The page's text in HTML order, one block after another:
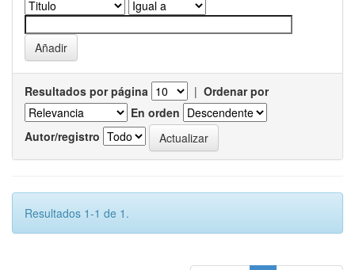
Resultados por página | Ordenar por
En orden
Autor/registro
Resultados 1-1 de 1.